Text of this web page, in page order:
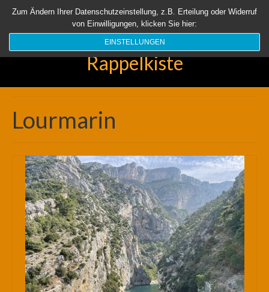
Startseite Aktuell Über uns Unsere Rappelkiste Länder
Suchen
Rappelkiste
Lourmarin
Zum Ändern Ihrer Datenschutzeinstellung, z.B. Erteilung oder Widerruf
von Einwilligungen, klicken Sie hier:
EINSTELLUNGEN